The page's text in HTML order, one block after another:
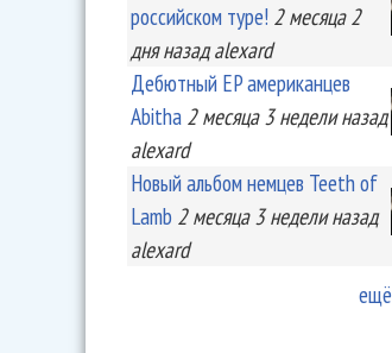
российском туре! 2 месяца 2
дняназад alexard
Дебютный EP американцев
Abitha 2 месяца 3 неделиназад
alexard
Новый альбом немцев Teeth of
Lamb 2 месяца 3 неделиназад
alexard
ещё